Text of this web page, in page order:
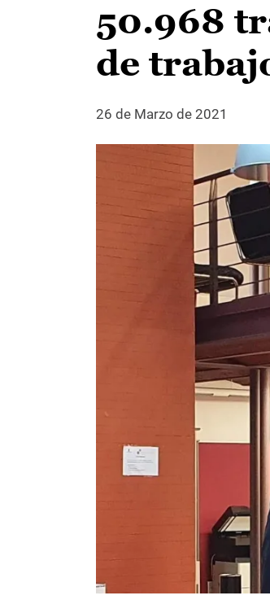
50.968
de
26 de Marzo de 2021